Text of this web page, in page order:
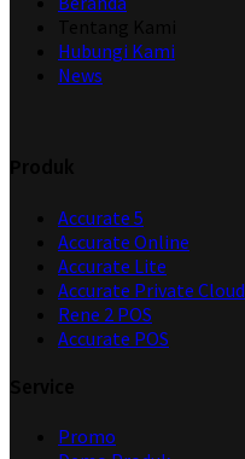
Hubungi Kami
News
Accurate 5
Accurate Online
Accurate Lite
Accurate Private Cloud
Rene 2 POS
Accurate POS
Promo